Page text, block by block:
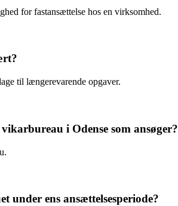
for fastansættelse hos en virksomhed.
til længerevarende opgaver.
i Odense som ansøger?
under ens ansættelsesperiode?